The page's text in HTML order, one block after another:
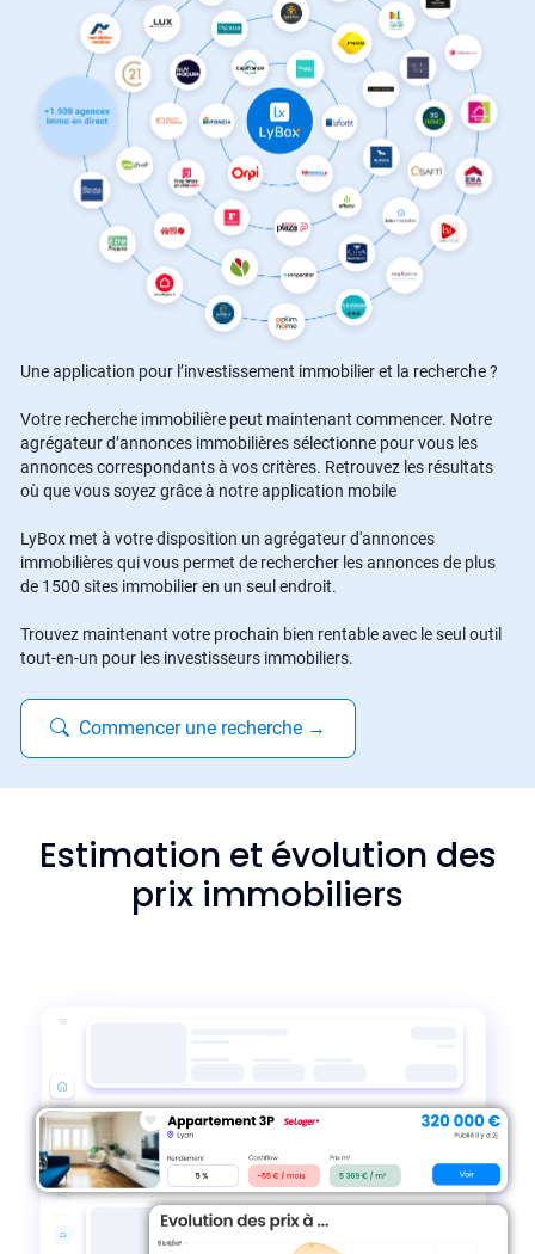
Une application pour l’investissement immobilier et la recherche ?
Votre recherche immobilière peut maintenant commencer. Notre
agrégateur d’annonces immobilières sélectionne pour vous les
annonces correspondants à vos critères. Retrouvez les résultats
où que vous soyez grâce à notre application mobile
LyBox met à votre disposition un agrégateur d'annonces
immobilières qui vous permet de rechercher les annonces de plus
de 1500 sites immobilier en un seul endroit.
Trouvez maintenant votre prochain bien rentable avec le seul outil
tout-en-un pour les investisseurs immobiliers.
Commencer une recherche →
Estimation et évolution des
prix immobiliers